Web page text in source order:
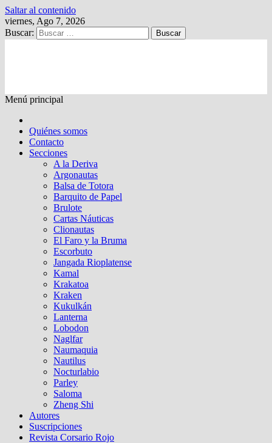
Saltar al contenido
viernes, Ago 7, 2026
Buscar:
Menú principal
Quiénes somos
Contacto
Secciones
A la Deriva
Argonautas
Balsa de Totora
Barquito de Papel
Brulote
Cartas Náuticas
Clionautas
El Faro y la Bruma
Escorbuto
Jangada Rioplatense
Kamal
Krakatoa
Kraken
Kukulkán
Lanterna
Lobodon
Naglfar
Naumaquia
Nautilus
Nocturlabio
Parley
Saloma
Zheng Shi
Autores
Suscripciones
Revista Corsario Rojo